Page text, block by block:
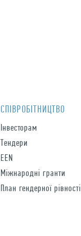
СПIВРОБIТНИЦТВО
Інвесторам
Тендери
EEN
Міжнародні гранти
План гендерної рівності